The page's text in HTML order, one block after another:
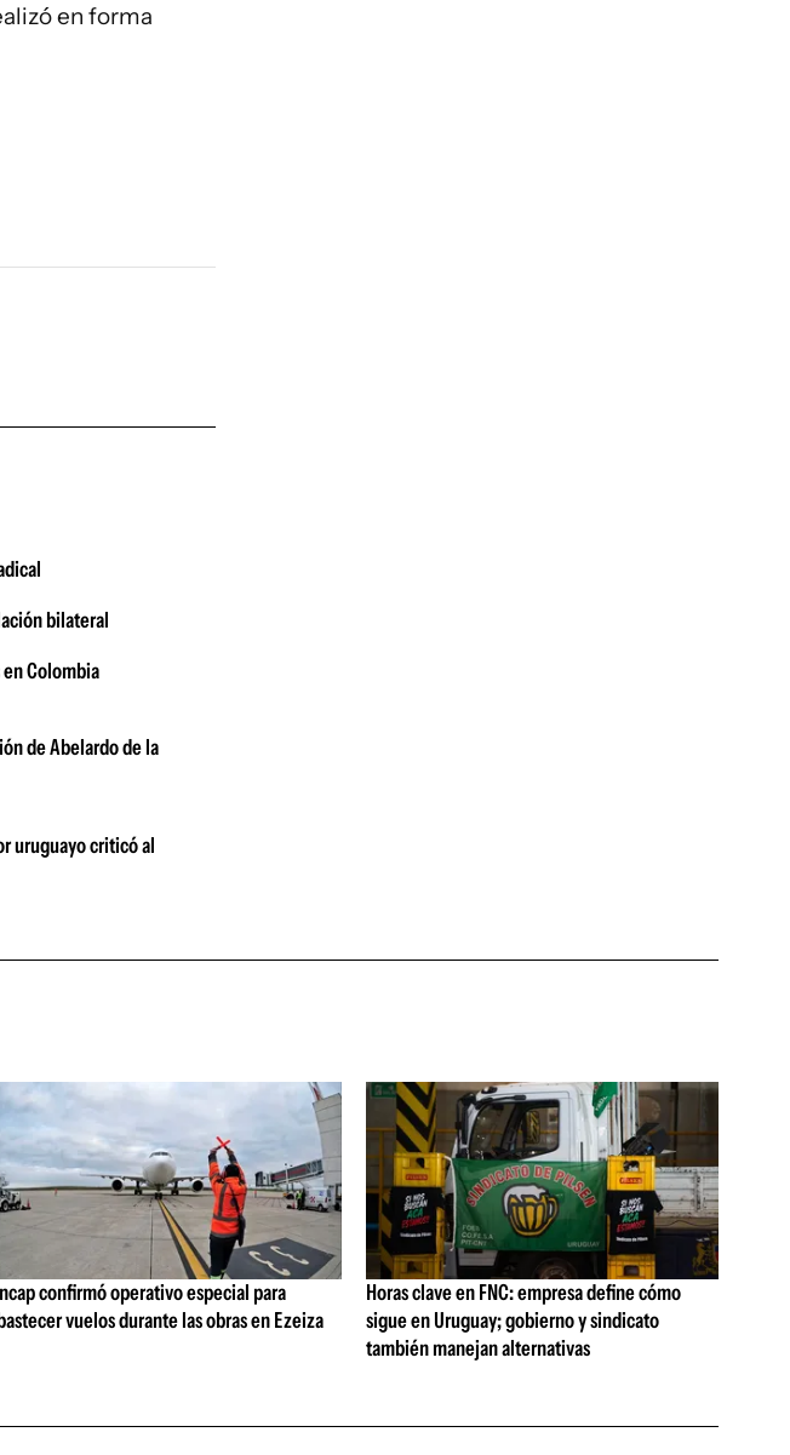
en forma
bilateral
Colombia
de Abelardo de la
uruguayo criticó al
confirmó operativo especial para
vuelos durante las obras en Ezeiza
Horas clave en FNC: empresa define cómo
sigue en Uruguay; gobierno y sindicato
también manejan alternativas